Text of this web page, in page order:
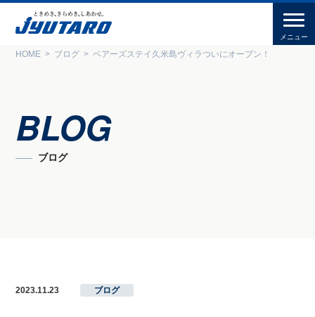
HOME ブログ ベアーズステイ久米島ヴィラついにオープン！
BLOG
ブログ
2023.11.23 ブログ